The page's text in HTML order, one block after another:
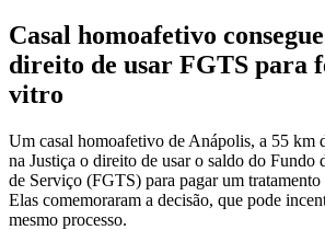
Casal homoafetivo
direito de usar FGTS para
vitro
Um casal homoafetivo de Anápolis, a 55 km
na Justiça o direito de usar o saldo do Fundo
de Serviço (FGTS) para pagar um
Elas comemoraram a decisão, que pode
mesmo processo.